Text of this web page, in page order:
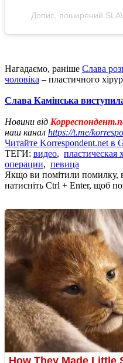
Допис, поширений
Нагадаємо, раніше Слава
чоловіка – пластичного
Слава Камінська
Новини від
наш канал https://t.me/
Читайте Korrespondent.net в
ТЕГИ: видео, пластическая
операции, певица
Якщо ви помітили помилку,
натисніть Ctrl + Enter, щоб